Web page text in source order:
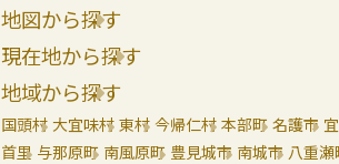
地図から探す
現在地から探す
地域から探す
国頭村 大宜味村 東村 今帰仁村 本部町 名護市
首里 与那原町 南風原町 豊見城市 南城市 八重瀬